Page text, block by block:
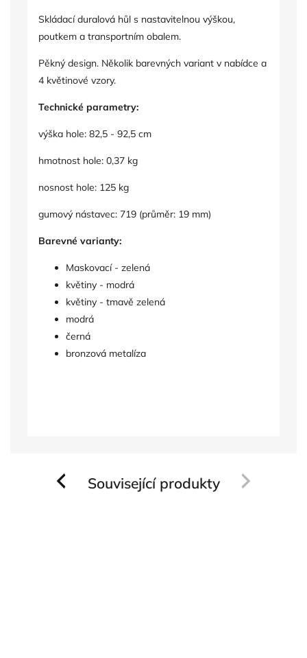
Skládací duralová hůl s nastavitelnou výškou,
poutkem a transportním obalem.
Pěkný design. Několik barevných variant v nabídce a
4 květinové vzory.
Technické parametry:
výška hole: 82,5 - 92,5 cm
hmotnost hole: 0,37 kg
nosnost hole: 125 kg
gumový nástavec: 719 (průměr: 19 mm)
Barevné varianty:
Maskovací - zelená
květiny - modrá
květiny - tmavě zelená
modrá
černá
bronzová metalíza
Související produkty
Previous Next